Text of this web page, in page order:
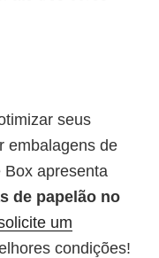
seus
embalagens de
apresenta
de papelão no
um
condições!